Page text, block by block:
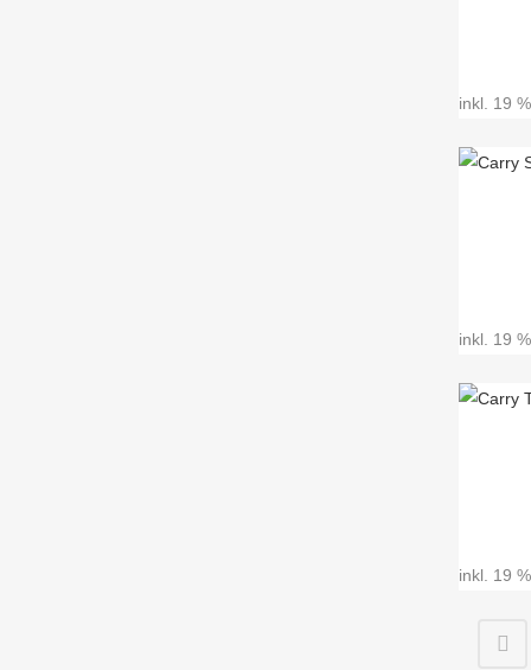
inkl. 19
inkl. 19
inkl. 19